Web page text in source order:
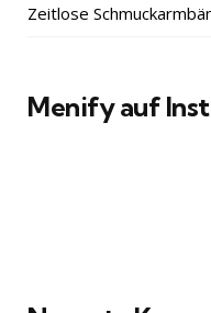
Zeitlose
Menify auf